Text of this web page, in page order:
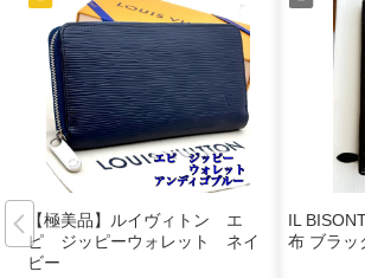
【極美品】ルイヴィトン エ
ピ ジッピーウォレット ネイ
ビー
IL
布 ブラッ